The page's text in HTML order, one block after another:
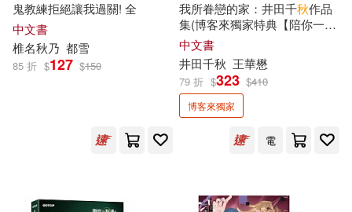
（戰國）呂不韋(24)
廣西師範大學出版社(72)
崧燁文化(70)
北京大學出版社(67)
適合手機平板閱讀(578)
適合平板閱讀(765)
鬼教練拒絕讓我過關! 全
中文書
椎名秋乃 都雪
85 折 $127 $150
我所眷戀的家：井田千秋作品
集(博客來獨家特典【陪你一起
待在家陶瓷杯墊】)
中文書
井田千秋 王華懋
79 折 $323 $410
博客來獨家
電